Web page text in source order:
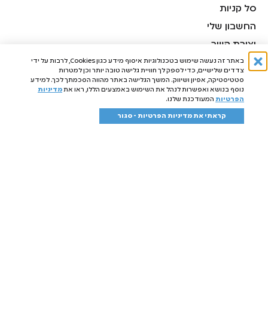
סל קניות
החשבון שלי
יצירת קשר
תקנון אתר
מדיניות פרטיות
תקנון מועדון לקוחות
המוצרים שלנו
באתר זה נעשה שימוש בטכנולוגיות איסוף מידע כגון Cookies, לרבות על ידי
צדדים שלישיים, כדי לספק לך חוויית גלישה טובה יותר וכן למטרות
סטטיסטיקה, אפיון ושיווק. המשך הגלישה באתר מהווה הסכמתך לכך. למידע
נוסף בנושא ואפשרות לנהל את השימוש באמצעים הללו, ראו אתמדיניות
הפרטיות המעודכנת שלנו.
קראתי את מדיניות הפרטיות - סגור